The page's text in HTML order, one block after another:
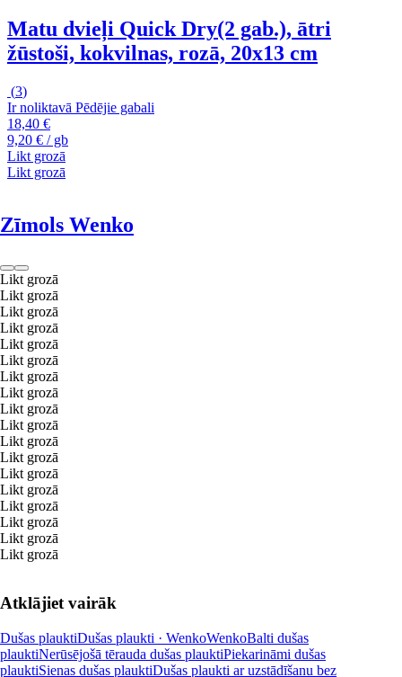
Matu dvieļi Quick Dry(2 gab.), ātri
žūstoši, kokvilnas, rozā, 20x13 cm
(3)
Ir noliktavā Pēdējie gabali
18,40 €
9,20 € / gb
Likt grozā
Likt grozā
Zīmols Wenko
Likt grozā
Likt grozā
Likt grozā
Likt grozā
Likt grozā
Likt grozā
Likt grozā
Likt grozā
Likt grozā
Likt grozā
Likt grozā
Likt grozā
Likt grozā
Likt grozā
Likt grozā
Likt grozā
Likt grozā
Likt grozā
Atklājiet vairāk
Dušas plauktiDušas plaukti · WenkoWenkoBalti dušas
plauktiNerūsējošā tērauda dušas plauktiPiekarināmi dušas
plauktiSienas dušas plauktiDušas plaukti ar uzstādīšanu bez